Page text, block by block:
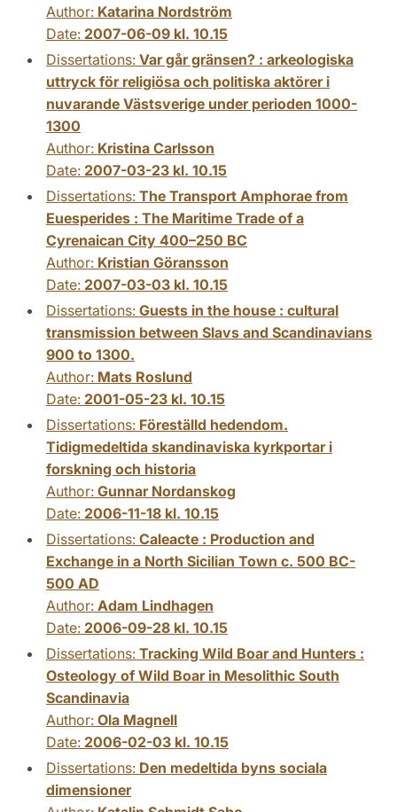
Author: Katarina Nordström
Date: 2007-06-09 kl. 10.15
Dissertations: Var går gränsen? : arkeologiska
uttryck för religiösa och politiska aktörer i
nuvarande Västsverige under perioden 1000-
1300
Author: Kristina Carlsson
Date: 2007-03-23 kl. 10.15
Dissertations: The Transport Amphorae from
Euesperides : The Maritime Trade of a
Cyrenaican City 400–250 BC
Author: Kristian Göransson
Date: 2007-03-03 kl. 10.15
Dissertations: Guests in the house : cultural
transmission between Slavs and Scandinavians
900 to 1300.
Author: Mats Roslund
Date: 2001-05-23 kl. 10.15
Dissertations: Föreställd hedendom.
Tidigmedeltida skandinaviska kyrkportar i
forskning och historia
Author: Gunnar Nordanskog
Date: 2006-11-18 kl. 10.15
Dissertations: Caleacte : Production and
Exchange in a North Sicilian Town c. 500 BC-
500 AD
Author: Adam Lindhagen
Date: 2006-09-28 kl. 10.15
Dissertations: Tracking Wild Boar and Hunters :
Osteology of Wild Boar in Mesolithic South
Scandinavia
Author: Ola Magnell
Date: 2006-02-03 kl. 10.15
Dissertations: Den medeltida byns sociala
dimensioner